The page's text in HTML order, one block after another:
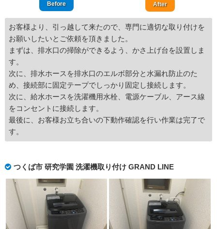
Before After
お客様より、引っ越して来たので、専門に適切な取り付けを
お願いしたいとご依頼を頂きました。
まずは、排水口の掃除ができるよう、かさ上げ台を設置しま
す。
次に、排水ホースを排水口のエルボ部分と水漏れ防止のた
め、接続部に固定テープでしっかり固定し接続します。
次に、給水ホースを洗濯機用水栓、電源ケーブル、アース線
をコンセントに接続します。
最後に、お客様お立ち合いの下動作確認を行い作業は完了で
す。
つくば市 研究学園 洗濯機取り付け GRAND LINE